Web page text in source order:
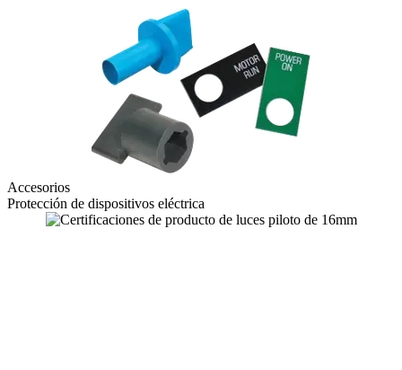
Accesorios
Protección de dispositivos eléctrica